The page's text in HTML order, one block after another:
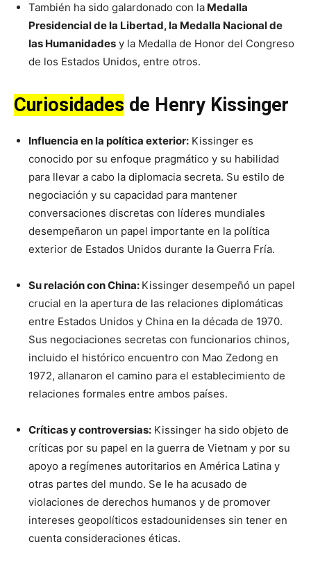
También ha sido galardonado con la Medalla
Presidencial de la Libertad, la Medalla Nacional de
las Humanidades y la Medalla de Honor del Congreso
de los Estados Unidos, entre otros.
Curiosidades de Henry Kissinger
Influencia en la política exterior: Kissinger es
conocido por su enfoque pragmático y su habilidad
para llevar a cabo la diplomacia secreta. Su estilo de
negociación y su capacidad para mantener
conversaciones discretas con líderes mundiales
desempeñaron un papel importante en la política
exterior de Estados Unidos durante la Guerra Fría.
Su relación con China: Kissinger desempeñó un papel
crucial en la apertura de las relaciones diplomáticas
entre Estados Unidos y China en la década de 1970.
Sus negociaciones secretas con funcionarios chinos,
incluido el histórico encuentro con Mao Zedong en
1972, allanaron el camino para el establecimiento de
relaciones formales entre ambos países.
Críticas y controversias: Kissinger ha sido objeto de
críticas por su papel en la guerra de Vietnam y por su
apoyo a regímenes autoritarios en América Latina y
otras partes del mundo. Se le ha acusado de
violaciones de derechos humanos y de promover
intereses geopolíticos estadounidenses sin tener en
cuenta consideraciones éticas.